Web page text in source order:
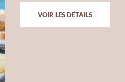
VOIR LES DÉTAILS